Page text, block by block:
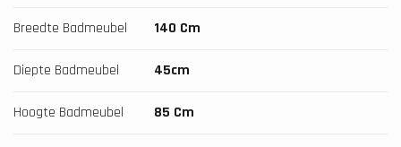
Breedte Badmeubel 140 Cm
Diepte Badmeubel 45cm
Hoogte Badmeubel 85 Cm